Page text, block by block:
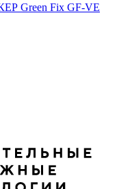
Green Fix GF-VE